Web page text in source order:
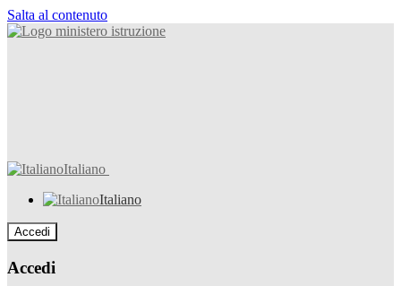
Salta al contenuto
Italiano
Italiano
Accedi
Accedi